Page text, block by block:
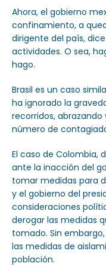
Ahora, el gobierno
confinamiento, a
dirigente del país,
actividades. O sea,
hago.
Brasil es un caso
ha ignorado la
recorridos,
número de
El caso de Colombia,
ante la inacción del
tomar medidas para
y el gobierno del
consideraciones
derogar las medidas
tomado. Sin
las medidas de
población.